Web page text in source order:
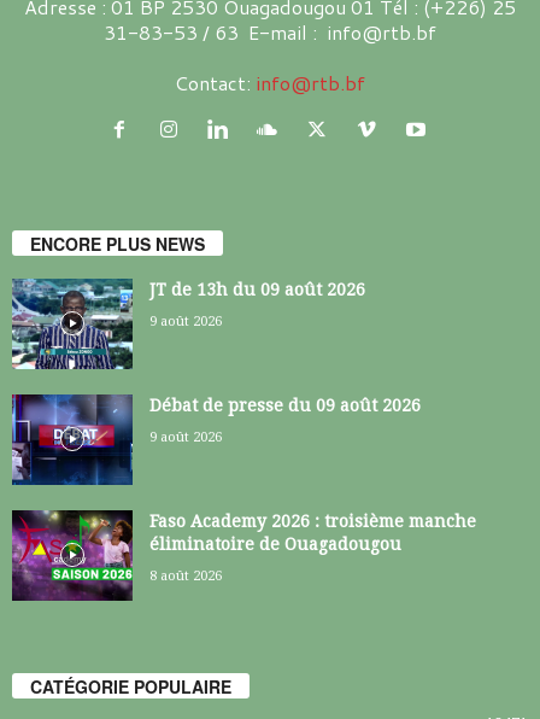
Adresse : 01 BP 2530 Ouagadougou 01 Tél : (+226) 25
31-83-53 / 63 E-mail : info@rtb.bf
Contact: info@rtb.bf
ENCORE PLUS NEWS
JT de 13h du 09 août 2026
9 août 2026
Débat de presse du 09 août 2026
9 août 2026
Faso Academy 2026 : troisième manche
éliminatoire de Ouagadougou
8 août 2026
CATÉGORIE POPULAIRE